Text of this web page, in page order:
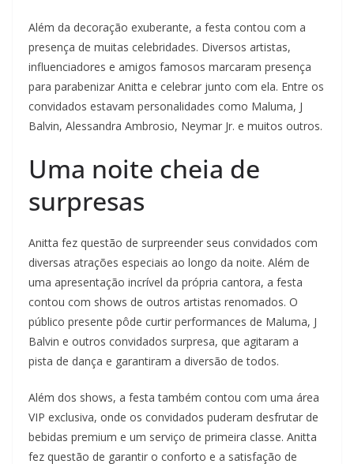
Além da decoração exuberante, a festa contou com a
presença de muitas celebridades. Diversos artistas,
influenciadores e amigos famosos marcaram presença
para parabenizar Anitta e celebrar junto com ela. Entre os
convidados estavam personalidades como Maluma, J
Balvin, Alessandra Ambrosio, Neymar Jr. e muitos outros.
Uma noite cheia de
surpresas
Anitta fez questão de surpreender seus convidados com
diversas atrações especiais ao longo da noite. Além de
uma apresentação incrível da própria cantora, a festa
contou com shows de outros artistas renomados. O
público presente pôde curtir performances de Maluma, J
Balvin e outros convidados surpresa, que agitaram a
pista de dança e garantiram a diversão de todos.
Além dos shows, a festa também contou com uma área
VIP exclusiva, onde os convidados puderam desfrutar de
bebidas premium e um serviço de primeira classe. Anitta
fez questão de garantir o conforto e a satisfação de